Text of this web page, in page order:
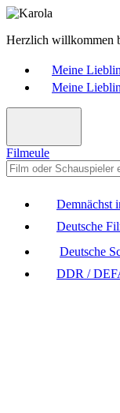
Herzlich willkommen
Meine
Meine
Filmeule
Demnächst
Deutsche
Deutsche
DDR /